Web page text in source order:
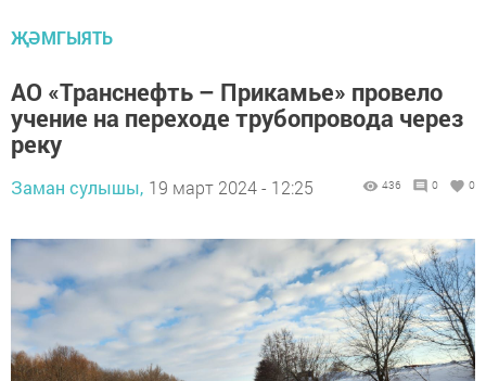
ҖӘМГЫЯТЬ
АО «Транснефть – Прикамье» провело
учение на переходе трубопровода через
реку
Заман сулышы, 19 март 2024 - 12:25 436 0 0